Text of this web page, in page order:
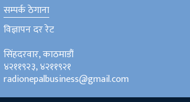
सम्पर्क ठेगाना
विज्ञापन दर रेट
सिंहदरवार, काठमाडौं
४२११९२३, ४२११९२१
radionepalbusiness@gmail.com